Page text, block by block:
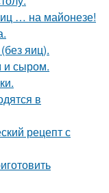
… на майонезе!
яиц).
и сыром.
в
рецепт с